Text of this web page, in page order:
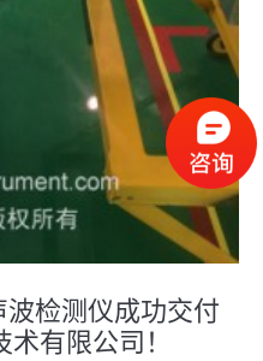
检测仪成功交付
有限公司！